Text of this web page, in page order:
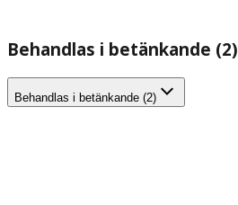
Behandlas i betänkande (2)
Behandlas i betänkande (2)